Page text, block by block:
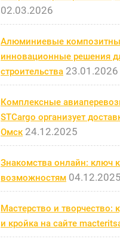
02.03.2026
Алюминиевые
инновационные решения
строительства 23.01.2026
Комплексные
STCargo организует
Омск 24.12.2025
Знакомства онлайн: ключ
возможностям 04.12.2025
Мастерство и творчество:
и кройка на сайте